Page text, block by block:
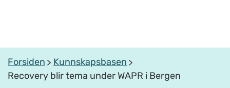
Forsiden
Kunnskapsbasen
Recovery blir tema under WAPR i Bergen